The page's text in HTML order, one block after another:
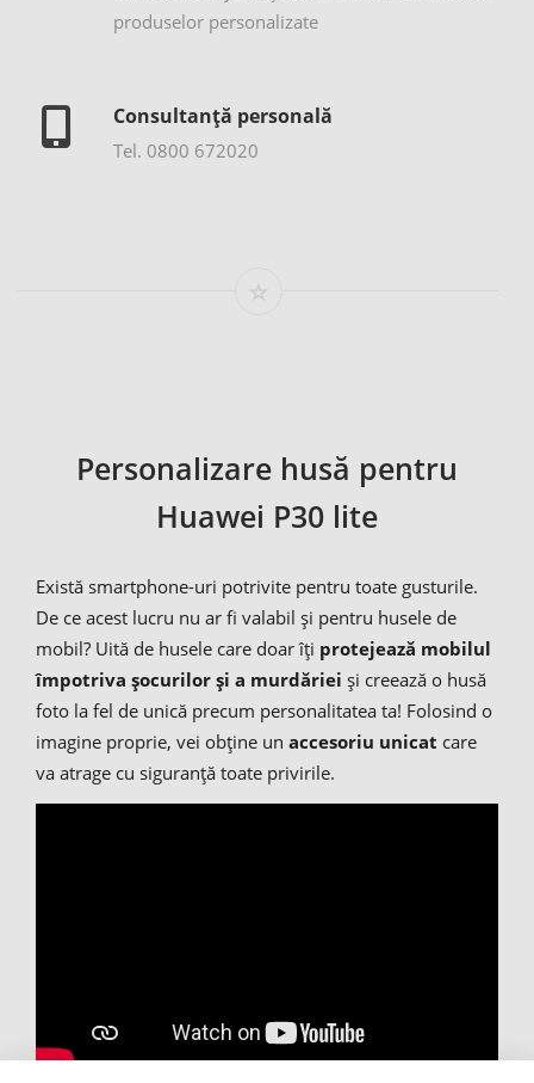
produselor personalizate
Consultanță personală
Tel. 0800 672020
Personalizare husă pentru
Huawei P30 lite
Există smartphone-uri potrivite pentru toate gusturile.
De ce acest lucru nu ar fi valabil și pentru husele de
mobil? Uită de husele care doar îți protejează mobilul
împotriva șocurilor și a murdăriei și creează o husă
foto la fel de unică precum personalitatea ta! Folosind o
imagine proprie, vei obține un accesoriu unicat care
va atrage cu siguranță toate privirile.